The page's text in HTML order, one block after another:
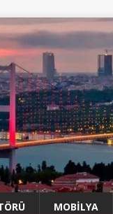
MOBILYA